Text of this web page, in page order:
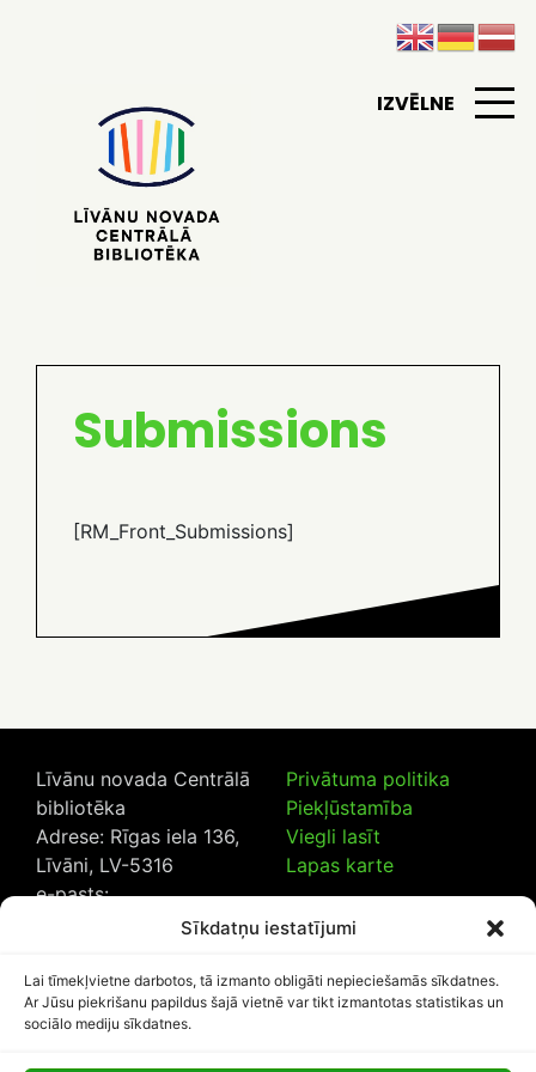
Sīkdatņu iestatījumi
Lai tīmekļvietne darbotos, tā izmanto obligāti nepieciešamās sīkdatnes.
Ar Jūsu piekrišanu papildus šajā vietnē var tikt izmantotas statistikas un
sociālo mediju sīkdatnes.
IZVĒLNE
Submissions
[RM_Front_Submissions]
Līvānu novada Centrālā
bibliotēka
Adrese: Rīgas iela 136,
Līvāni, LV-5316
e-pasts:
20230925
Privātuma politika
Piekļūstamība
Viegli lasīt
Lapas karte